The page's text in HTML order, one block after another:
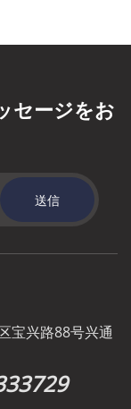
セージをお
送信
宝兴路88号兴通